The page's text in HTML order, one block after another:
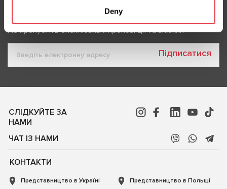
Deny
Не пропустіть ексклюзивні пропозиції та знижки
Підписатися
СЛІДКУЙТЕ ЗА
НАМИ
ЧАТ ІЗ НАМИ
КОНТАКТИ
Представництво в Україні
Представництво в Польщі